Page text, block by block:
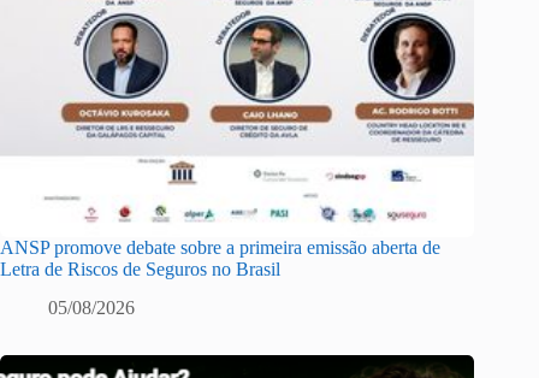
ANSP promove debate sobre a primeira emissão aberta de
Letra de Riscos de Seguros no Brasil
05/08/2026